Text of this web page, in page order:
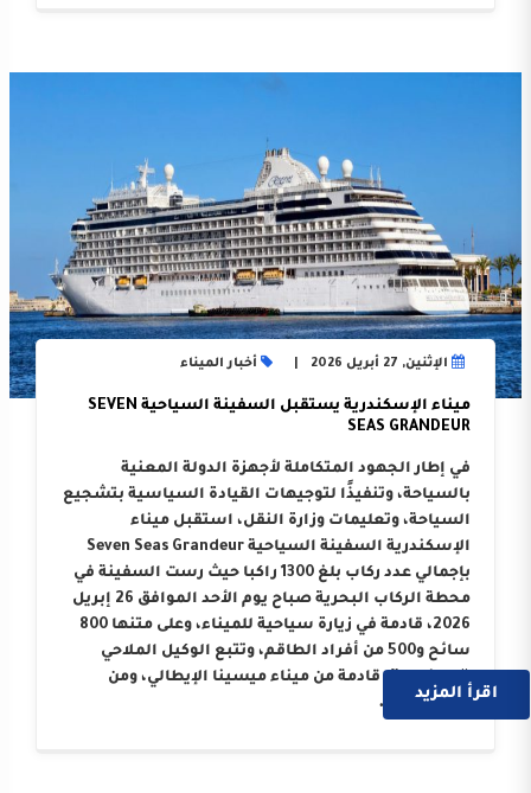
الإثنين, 27 أبريل 2026 أخبار الميناء
ميناء الإسكندرية يستقبل السفينة السياحية SEVEN
SEAS GRANDEUR
في إطار الجهود المتكاملة لأجهزة الدولة المعنية
بالسياحة، وتنفيذًا لتوجيهات القيادة السياسية بتشجيع
السياحة، وتعليمات وزارة النقل، استقبل ميناء
الإسكندرية السفينة السياحية Seven Seas Grandeur
بإجمالي عدد ركاب بلغ 1300 راكبا حيث رست السفينة في
محطة الركاب البحرية صباح يوم الأحد الموافق 26 إبريل
2026، قادمة في زيارة سياحية للميناء، وعلى متنها 800
سائح و500 من أفراد الطاقم، وتتبع الوكيل الملاحي
“دومنيون”، قادمة من ميناء ميسينا الإيطالي، ومن
المقرر أن ….
اقرأ المزيد